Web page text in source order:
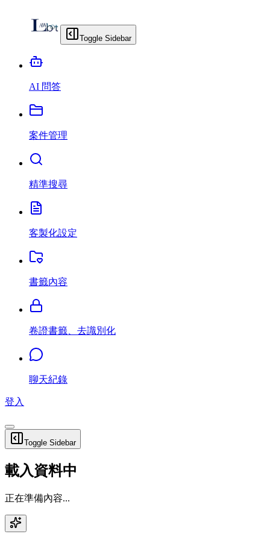
Toggle Sidebar
AI 問答
案件管理
精準搜尋
客製化設定
書籤內容
卷證書籤、去識別化
聊天紀錄
登入
Toggle Sidebar
載入資料中
正在準備內容...